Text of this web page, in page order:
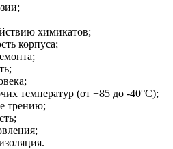
химикатов;
корпуса;
температур (от +85 до -40°С);
трению;